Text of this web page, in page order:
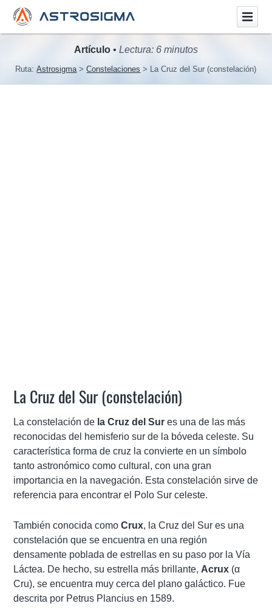
Artículo • Lectura: 6 minutos
Ruta:Astrosigma Constelaciones La Cruz del Sur (constelación)
La Cruz del Sur (constelación)
La constelación de la Cruz del Sur es una de las más
reconocidas del hemisferio sur de la bóveda celeste. Su
característica forma de cruz la convierte en un símbolo
tanto astronómico como cultural, con una gran
importancia en la navegación. Esta constelación sirve de
referencia para encontrar el Polo Sur celeste.
También conocida comoCrux, la Cruz del Sur es una
constelación que se encuentra en una región
densamente poblada de estrellas en su paso por la Vía
Láctea. De hecho, su estrella más brillante, Acrux (α
Cru), se encuentra muy cerca del plano galáctico. Fue
descrita por Petrus Plancius en 1589.